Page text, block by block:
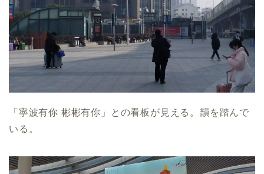
「寧波有你 彬彬有你」との看板が見える。韻を踏んで
いる。